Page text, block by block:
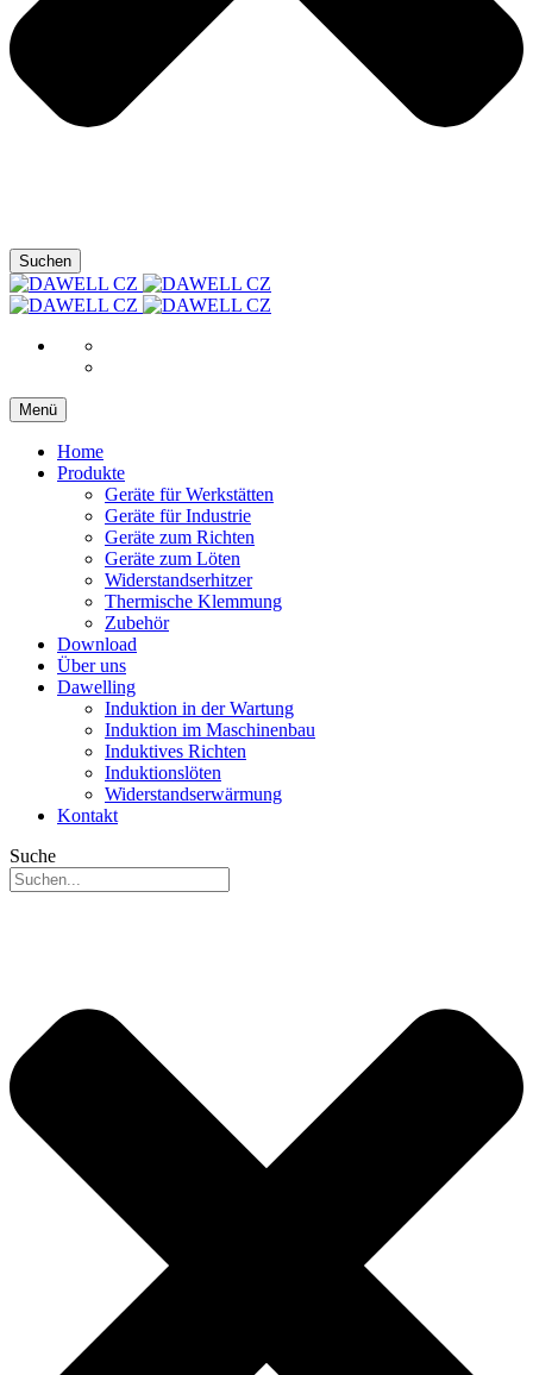
Suchen
Menü
Home
Produkte
Geräte für Werkstätten
Geräte für Industrie
Geräte zum Richten
Geräte zum Löten
Widerstandserhitzer
Thermische Klemmung
Zubehör
Download
Über uns
Dawelling
Induktion in der Wartung
Induktion im Maschinenbau
Induktives Richten
Induktionslöten
Widerstandserwärmung
Kontakt
Suche